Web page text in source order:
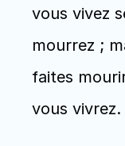
vous vivez
mourrez ;
faites
vous vivrez.